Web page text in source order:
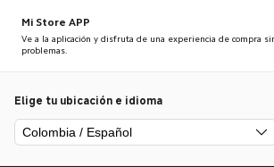
Mi Store APP
Ve a la aplicación y disfruta de una experiencia de compra
problemas.
Elige tu ubicación e idioma
Colombia / Español